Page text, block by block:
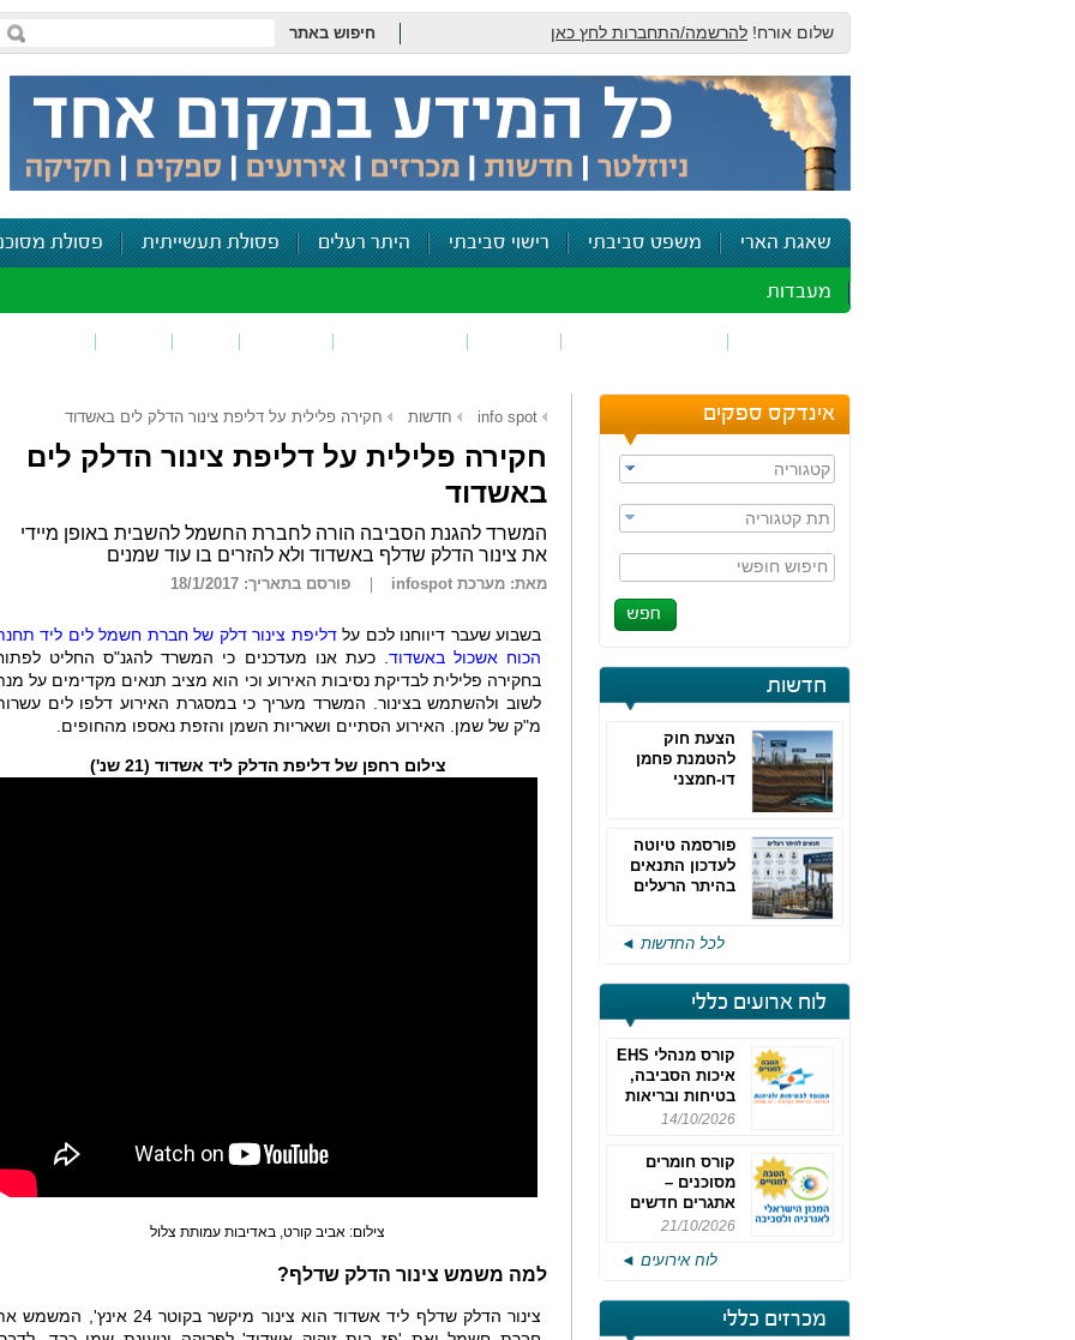
שלום אורח! להרשמה/התחברות לחץ כאן חיפוש באתר
שאגת הארי משפט סביבתי רישוי סביבתי היתר רעלים פסולת תעשייתית פסולת
מעבדות
אינדקס ספקים
קטגוריה
תת קטגוריה
חיפוש חופשי
חדשות
הצעת חוק
להטמנת פחמן
דו-חמצני
פורסמה טיוטה
לעדכון התנאים
בהיתר הרעלים
לכל החדשות ◄
לוח ארועים כללי
קורס מנהלי EHS
איכות הסביבה,
בטיחות ובריאות
תעסוקתית
14/10/2026
קורס חומרים
מסוכנים –
אתגרים חדשים
והערכות לחוק
מחזור 4
21/10/2026
לוח אירועים ◄
מכרזים כללי
info spot חדשות חקירה פלילית על דליפת צינור הדלק לים באשדוד
חקירה פלילית על דליפת צינור הדלק לים
באשדוד
המשרד להגנת הסביבה הורה לחברת החשמל להשבית באופן מיידי
את צינור הדלק שדלף באשדוד ולא להזרים בו עוד שמנים
מאת: מערכת infospot פורסם בתאריך: 18/1/2017
בשבוע שעבר דיווחנו לכם עלדליפת צינור דלק של חברת חשמל לים ליד
הכוח אשכול באשדוד . כעת אנו מעדכנים כי המשרד להגנ"ס החליט
בחקירה פלילית לבדיקת נסיבות האירוע וכי הוא מציב תנאים מקדימים על
לשוב ולהשתמש בצינור. המשרד מעריך כי במסגרת האירוע דלפו לים
מ"ק של שמן. האירוע הסתיים ושאריות השמן והזפת נאספו מהחופים.
צילום רחפן של דליפת הדלק ליד אשדוד (21 שנ')
צילום: אביב קורט, באדיבות עמותת צלול
למה משמש צינור הדלק שדלף?
צינור הדלק שדלף ליד אשדוד הוא צינור מיקשר בקוטר 24 אינץ',